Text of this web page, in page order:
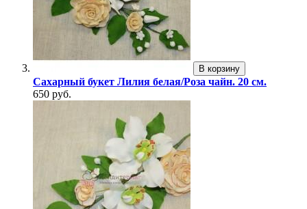
В корзину
Сахарный букет Лилия белая/Роза чайн. 20 см.
650 руб.